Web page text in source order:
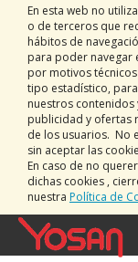
En esta web no
o de terceros que
hábitos de
para poder navegar
por motivos
tipo estadístico,
nuestros
publicidad y ofertas
de los usuarios. No
sin aceptar las
En caso de no
dichas cookies ,
nuestra Política de